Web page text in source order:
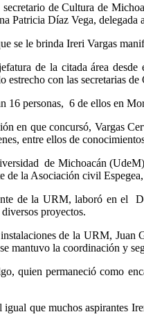
de Cultura de
Patricia Díaz Vega,
se le brinda Ireri Vargas
de la citada área
estrecho con las secretarias
16 personas, 6 de ellos en
en que concursó, Vargas
entre ellos de
de Michoacán
de la Asociación civil
de la URM, laboró en el
diversos proyectos.
de la URM,
mantuvo la coordinación y
quien permaneció como
que muchos aspirantes